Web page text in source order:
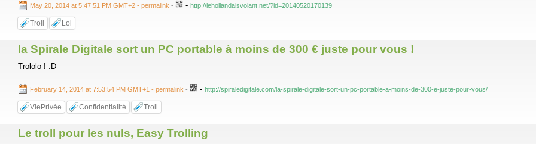
May 20, 2014 at 5:47:51 PM GMT+2 - permalink - - http://lehollandaisvolant.net/?id=20140520170139
Troll Lol
la Spirale Digitale sort un PC portable à moins de 300 € juste pour vous !
Trololo ! :D
February 14, 2014 at 7:53:54 PM GMT+1 - permalink - - http://spiraledigitale.com/la-spirale-digitale-sort-un-pc-portable-a-moins-de-300-e-juste-pour-vous/
ViePrivée Confidentialité Troll
Le troll pour les nuls, Easy Trolling